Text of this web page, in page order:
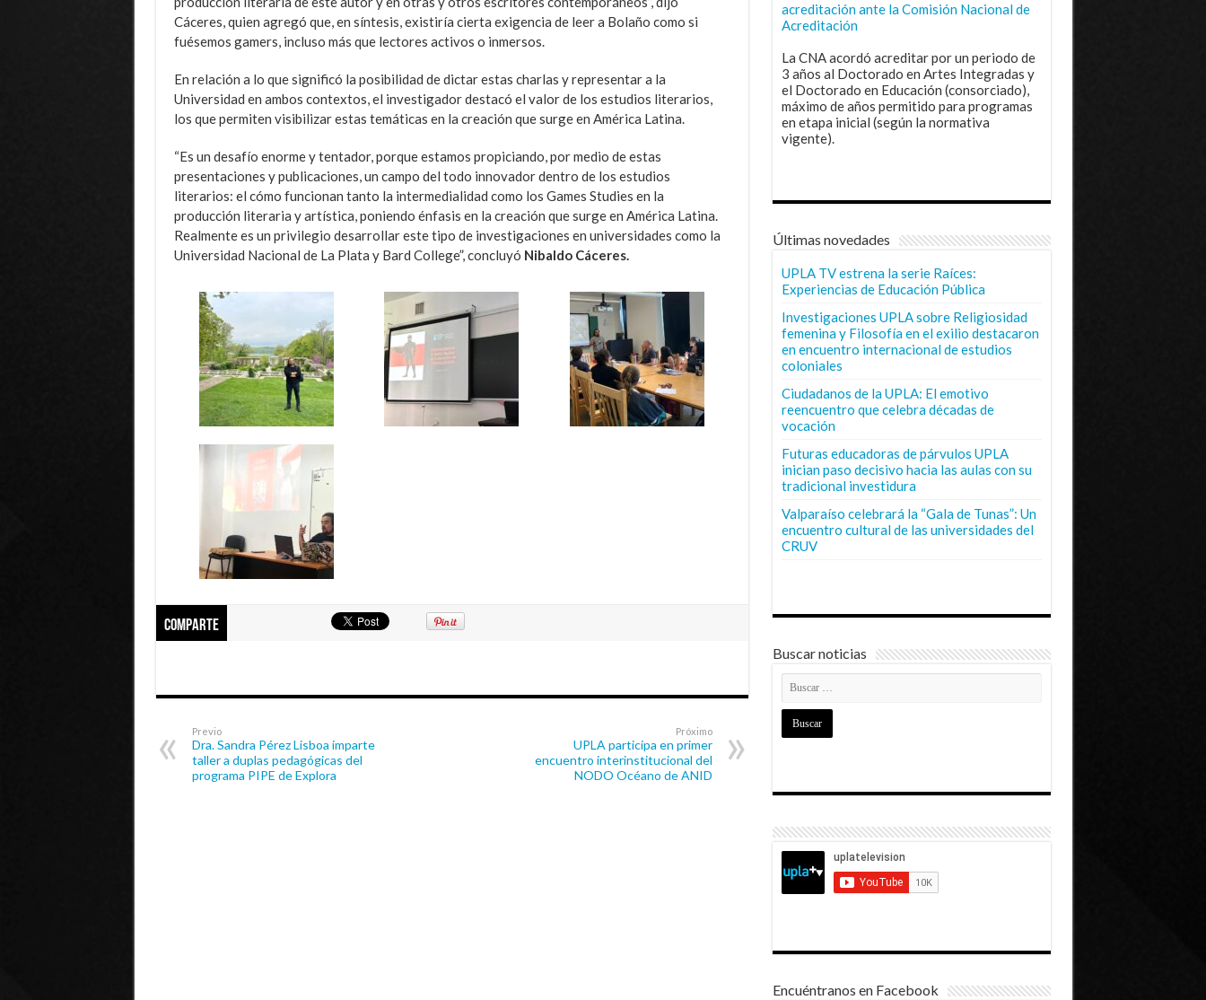
Cáceres, quien agregó que, en síntesis, existiría cierta exigencia de leer a Bolaño como si
fuésemos gamers, incluso más que lectores activos o inmersos.
En relación a lo que significó la posibilidad de dictar estas charlas y representar a la
Universidad en ambos contextos, el investigador destacó el valor de los estudios literarios,
los que permiten visibilizar estas temáticas en la creación que surge en América Latina.
“Es un desafío enorme y tentador, porque estamos propiciando, por medio de estas
presentaciones y publicaciones, un campo del todo innovador dentro de los estudios
literarios: el cómo funcionan tanto la intermedialidad como los Games Studies en la
producción literaria y artística, poniendo énfasis en la creación que surge en América Latina.
Realmente es un privilegio desarrollar este tipo de investigaciones en universidades como la
Universidad Nacional de La Plata y Bard College”, concluyó Nibaldo Cáceres.
Comparte
Previo
Dra. Sandra Pérez Lisboa imparte
taller a duplas pedagógicas del
programa PIPE de Explora
Próximo
UPLA participa en primer
encuentro interinstitucional del
NODO Océano de ANID
acreditación ante la Comisión Nacional de
Acreditación
La CNA acordó acreditar por un periodo de
3 años al Doctorado en Artes Integradas y
el Doctorado en Educación (consorciado),
máximo de años permitido para programas
en etapa inicial (según la normativa
vigente).
Últimas novedades
UPLA TV estrena la serie Raíces:
Experiencias de Educación Pública
Investigaciones UPLA sobre Religiosidad
femenina y Filosofía en el exilio destacaron
en encuentro internacional de estudios
coloniales
Ciudadanos de la UPLA: El emotivo
reencuentro que celebra décadas de
vocación
Futuras educadoras de párvulos UPLA
inician paso decisivo hacia las aulas con su
tradicional investidura
Valparaíso celebrará la “Gala de Tunas”: Un
encuentro cultural de las universidades del
CRUV
Buscar noticias
Encuéntranos en Facebook